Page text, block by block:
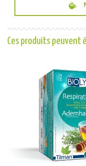
Ces produits peuvent